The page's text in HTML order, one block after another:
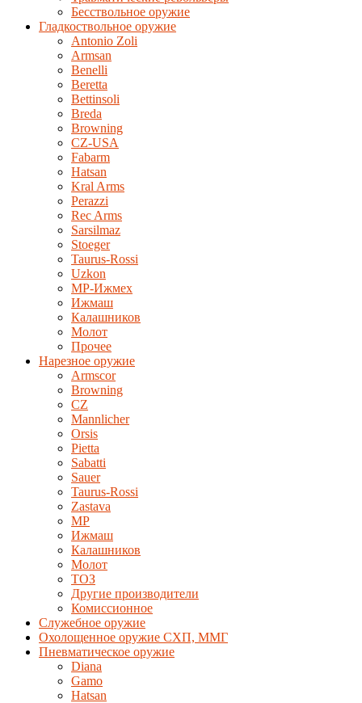
Бесствольное оружие
Гладкоствольное оружие
Antonio Zoli
Armsan
Benelli
Beretta
Bettinsoli
Breda
Browning
CZ-USA
Fabarm
Hatsan
Kral Arms
Perazzi
Rec Arms
Sarsilmaz
Stoeger
Taurus-Rossi
Uzkon
MP-Ижмех
Ижмаш
Калашников
Молот
Прочее
Нарезное оружие
Armscor
Browning
CZ
Mannlicher
Orsis
Pietta
Sabatti
Sauer
Taurus-Rossi
Zastava
MP
Ижмаш
Калашников
Молот
ТОЗ
Другие производители
Комиссионное
Служебное оружие
Охолощенное оружие СХП, ММГ
Пневматическое оружие
Diana
Gamo
Hatsan